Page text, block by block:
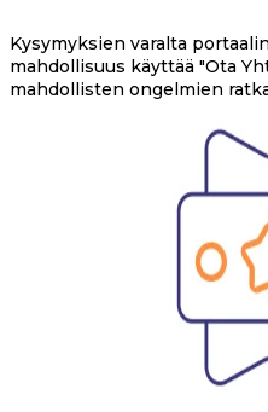
Kysymyksien varalta
mahdollisuus käyttää "Ota
mahdollisten ongelmien